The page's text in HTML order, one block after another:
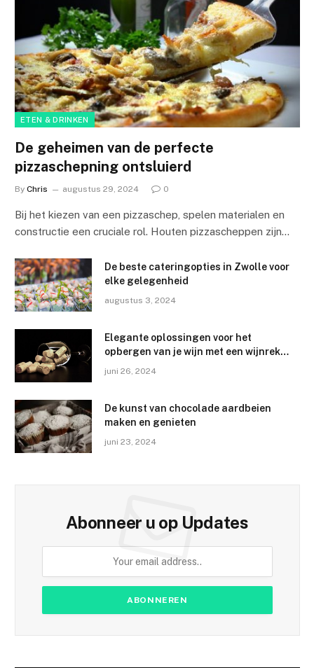
ETEN & DRINKEN
De geheimen van de perfecte
pizzaschepning ontsluierd
By Chris augustus 29, 2024 0
Bij het kiezen van een pizzaschep, spelen materialen en
constructie een cruciale rol. Houten pizzascheppen zijn…
De beste cateringopties in Zwolle voor
elke gelegenheid
augustus 3, 2024
Elegante oplossingen voor het
opbergen van je wijn met een wijnrek
juni 26, 2024
De kunst van chocolade aardbeien
maken en genieten
juni 23, 2024
Abonneer u op Updates